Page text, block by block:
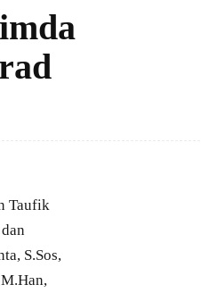
Taufik
S.Sos,